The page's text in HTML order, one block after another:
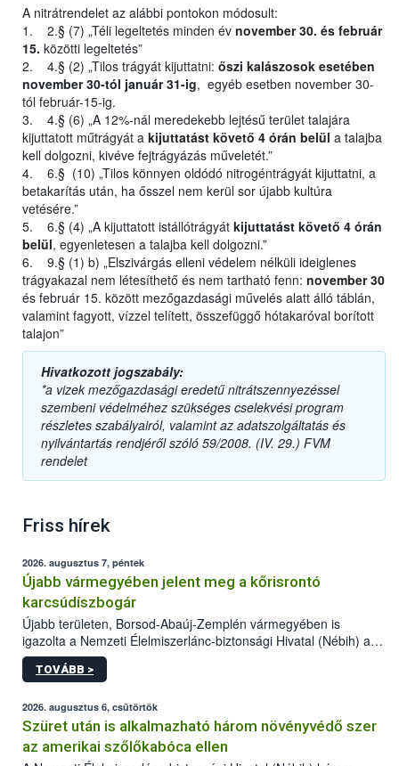
A nitrátrendelet az alábbi pontokon módosult:
1. 2.§ (7) „Téli legeltetés minden év november 30. és február
15. közötti legeltetés”
2. 4.§ (2) „Tilos trágyát kijuttatni: őszi kalászosok esetében
november 30-tól január 31-ig, egyéb esetben november 30-
tól február-15-ig.
3. 4.§ (6) „A 12%-nál meredekebb lejtésű terület talajára
kijuttatott műtrágyát a kijuttatást követő 4 órán belül a talajba
kell dolgozni, kivéve fejtrágyázás műveletét.”
4. 6.§ (10) „Tilos könnyen oldódó nitrogéntrágyát kijuttatni, a
betakarítás után, ha ősszel nem kerül sor újabb kultúra
vetésére.”
5. 6.§ (4) „A kijuttatott istállótrágyát kijuttatást követő 4 órán
belül, egyenletesen a talajba kell dolgozni.”
6. 9.§ (1) b) „Elszivárgás elleni védelem nélküli ideiglenes
trágyakazal nem létesíthető és nem tartható fenn: november 30
és február 15. között mezőgazdasági művelés alatt álló táblán,
valamint fagyott, vízzel telített, összefüggő hótakaróval borított
talajon”
Hivatkozott jogszabály:
*a vizek mezőgazdasági eredetű nitrátszennyezéssel
szembeni védelméhez szükséges cselekvési program
részletes szabályairól, valamint az adatszolgáltatás és
nyilvántartás rendjéről szóló 59/2008. (IV. 29.) FVM
rendelet
Friss hírek
2026. augusztus 7, péntek
Újabb vármegyében jelent meg a kőrisrontó
karcsúdíszbogár
Újabb területen, Borsod-Abaúj-Zemplén vármegyében is
igazolta a Nemzeti Élelmiszerlánc-biztonsági Hivatal (Nébih) a
kőrisrontó karcsúdíszbogár (Agrilus planipennis) jelenlétét. A
kártevőt nem csak színcsapdában találták meg, de már fertőzött
az intenzív felderítést, emellett az intézkedéseket a szlovák
hatósággal is összehangolják a terjedés megállítása érdekében.
TOVÁBB >
2026. augusztus 6, csütörtök
Szüret után is alkalmazható három növényvédő szer
az amerikai szőlőkabóca ellen